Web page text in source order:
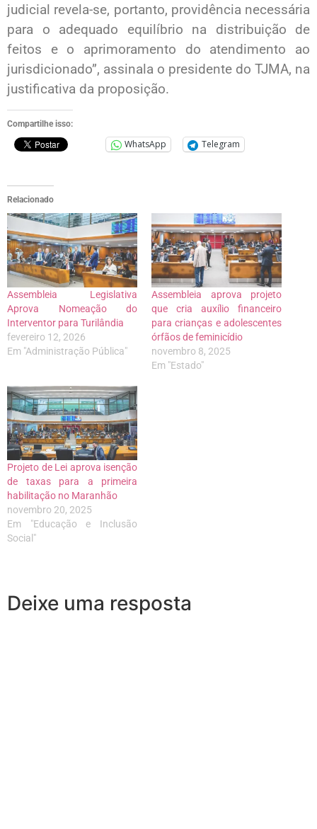
judicial revela-se, portanto, providência necessária
para o adequado equilíbrio na distribuição de
feitos e o aprimoramento do atendimento ao
jurisdicionado”, assinala o presidente do TJMA, na
justificativa da proposição.
Compartilhe isso:
WhatsApp Telegram
Relacionado
Assembleia Legislativa
Aprova Nomeação do
Interventor para Turilândia
fevereiro 12, 2026
Em "Administração Pública"
Assembleia aprova projeto
que cria auxílio financeiro
para crianças e adolescentes
órfãos de feminicídio
novembro 8, 2025
Em "Estado"
Projeto de Lei aprova isenção
de taxas para a primeira
habilitação no Maranhão
novembro 20, 2025
Em "Educação e Inclusão
Social"
Deixe uma resposta